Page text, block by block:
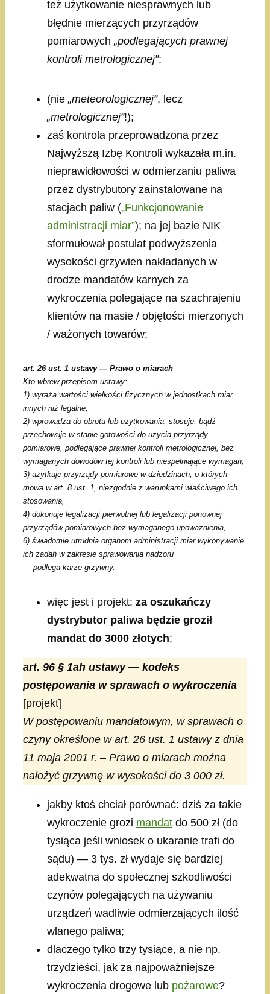
też użytkowanie niesprawnych lub
błędnie mierzących przyrządów
pomiarowych „podlegających prawnej
kontroli metrologicznej”;
(nie „meteorologicznej”, lecz
„metrologicznej”!);
zaś kontrola przeprowadzona przez
Najwyższą Izbę Kontroli wykazała m.in.
nieprawidłowości w odmierzaniu paliwa
przez dystrybutory zainstalowane na
stacjach paliw („Funkcjonowanie
administracji miar”); na jej bazie NIK
sformułował postulat podwyższenia
wysokości grzywien nakładanych w
drodze mandatów karnych za
wykroczenia polegające na szachrajeniu
klientów na masie / objętości mierzonych
/ ważonych towarów;
art. 26 ust. 1 ustawy — Prawo o miarach
Kto wbrew przepisom ustawy:
1) wyraża wartości wielkości fizycznych w jednostkach miar
innych niż legalne,
2) wprowadza do obrotu lub użytkowania, stosuje, bądź
przechowuje w stanie gotowości do użycia przyrządy
pomiarowe, podlegające prawnej kontroli metrologicznej, bez
wymaganych dowodów tej kontroli lub niespełniające wymagań,
3) użytkuje przyrządy pomiarowe w dziedzinach, o których
mowa w art. 8 ust. 1, niezgodnie z warunkami właściwego ich
stosowania,
4) dokonuje legalizacji pierwotnej lub legalizacji ponownej
przyrządów pomiarowych bez wymaganego upoważnienia,
6) świadomie utrudnia organom administracji miar wykonywanie
ich zadań w zakresie sprawowania nadzoru
— podlega karze grzywny.
więc jest i projekt: za oszukańczy
dystrybutor paliwa będzie groził
mandat do 3000 złotych;
art. 96 § 1ah ustawy — kodeks
postępowania w sprawach o wykroczenia
[projekt]
W postępowaniu mandatowym, w sprawach o
czyny określone w art. 26 ust. 1 ustawy z dnia
11 maja 2001 r. – Prawo o miarach można
nałożyć grzywnę w wysokości do 3 000 zł.
jakby ktoś chciał porównać: dziś za takie
wykroczenie grozi mandat do 500 zł (do
tysiąca jeśli wniosek o ukaranie trafi do
sądu) — 3 tys. zł wydaje się bardziej
adekwatna do społecznej szkodliwości
czynów polegających na używaniu
urządzeń wadliwie odmierzających ilość
wlanego paliwa;
dlaczego tylko trzy tysiące, a nie np.
trzydzieści, jak za najpoważniejsze
wykroczenia drogowe lub pożarowe?